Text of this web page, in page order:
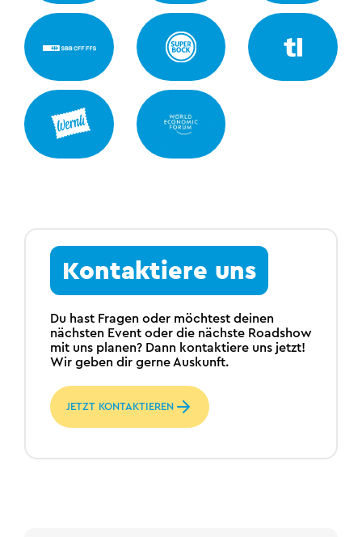
Kontaktiere uns
Du hast Fragen oder möchtest deinen
nächsten Event oder die nächste Roadshow
mit uns planen? Dann kontaktiere uns jetzt!
Wir geben dir gerne Auskunft.
JETZT KONTAKTIEREN